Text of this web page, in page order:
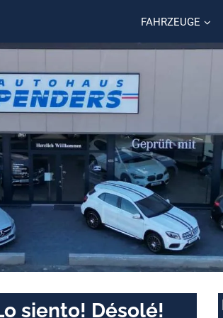
FAHRZEUGE
siento! Désolé!